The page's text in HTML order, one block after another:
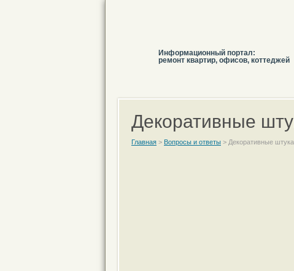
Информационный портал:
ремонт квартир, офисов, коттеджей
Декоративные
Главная > Вопросы и ответы > Декоративные